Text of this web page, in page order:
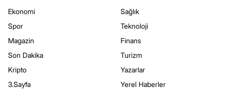
Ekonomi
Spor
Magazin
Son Dakika
Kripto
3.Sayfa
Sağlık
Teknoloji
Finans
Turizm
Yazarlar
Yerel Haberler